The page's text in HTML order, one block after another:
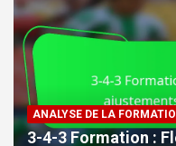
ANALYSE DE LA
3-4-3 Formation :